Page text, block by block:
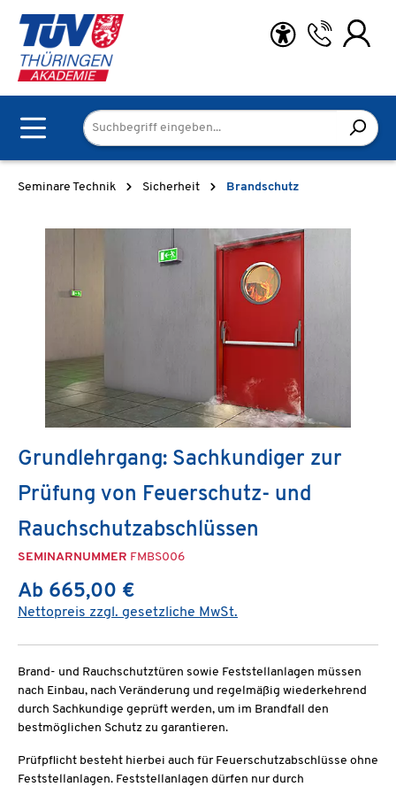
Zum Hauptinhalt springen
Seminare Technik Sicherheit Brandschutz
Grundlehrgang: Sachkundiger zur
Prüfung von Feuerschutz- und
Rauchschutzabschlüssen
SEMINARNUMMER FMBS006
Ab 665,00 €
Nettopreis zzgl. gesetzliche MwSt.
Brand- und Rauchschutztüren sowie Feststellanlagen müssen
nach Einbau, nach Veränderung und regelmäßig wiederkehrend
durch Sachkundige geprüft werden, um im Brandfall den
bestmöglichen Schutz zu garantieren.
Prüfpflicht besteht hierbei auch für Feuerschutzabschlüsse ohne
Feststellanlagen. Feststellanlagen dürfen nur durch